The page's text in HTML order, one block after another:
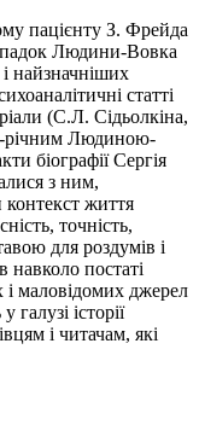
пацієнту З. Фрейда
Людини-Вовка
найзначніших
статті
(С.Л. Сідьолкіна,
річним Людиною-
біографії Сергія
з ним,
життя
точність,
для роздумів і
навколо постаті
маловідомих джерел
історії
і читачам, які